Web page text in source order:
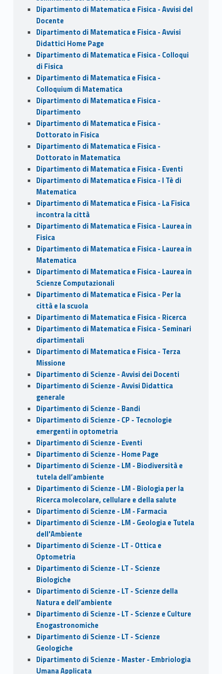
Dipartimento di Matematica e Fisica - Avvisi del
Docente
Dipartimento di Matematica e Fisica - Avvisi
Didattici Home Page
Dipartimento di Matematica e Fisica - Colloqui
di Fisica
Dipartimento di Matematica e Fisica -
Colloquium di Matematica
Dipartimento di Matematica e Fisica -
Dipartimento
Dipartimento di Matematica e Fisica -
Dottorato in Fisica
Dipartimento di Matematica e Fisica -
Dottorato in Matematica
Dipartimento di Matematica e Fisica - Eventi
Dipartimento di Matematica e Fisica - I Tè di
Matematica
Dipartimento di Matematica e Fisica - La Fisica
incontra la città
Dipartimento di Matematica e Fisica - Laurea in
Fisica
Dipartimento di Matematica e Fisica - Laurea in
Matematica
Dipartimento di Matematica e Fisica - Laurea in
Scienze Computazionali
Dipartimento di Matematica e Fisica - Per la
città e la scuola
Dipartimento di Matematica e Fisica - Ricerca
Dipartimento di Matematica e Fisica - Seminari
dipartimentali
Dipartimento di Matematica e Fisica - Terza
Missione
Dipartimento di Scienze - Avvisi dei Docenti
Dipartimento di Scienze - Avvisi Didattica
generale
Dipartimento di Scienze - Bandi
Dipartimento di Scienze - CP - Tecnologie
emergenti in optometria
Dipartimento di Scienze - Eventi
Dipartimento di Scienze - Home Page
Dipartimento di Scienze - LM - Biodiversità e
tutela dell’ambiente
Dipartimento di Scienze - LM - Biologia per la
Ricerca molecolare, cellulare e della salute
Dipartimento di Scienze - LM - Farmacia
Dipartimento di Scienze - LM - Geologia e Tutela
dell'Ambiente
Dipartimento di Scienze - LT - Ottica e
Optometria
Dipartimento di Scienze - LT - Scienze
Biologiche
Dipartimento di Scienze - LT - Scienze della
Natura e dell’ambiente
Dipartimento di Scienze - LT - Scienze e Culture
Enogastronomiche
Dipartimento di Scienze - LT - Scienze
Geologiche
Dipartimento di Scienze - Master - Embriologia
Umana Applicata